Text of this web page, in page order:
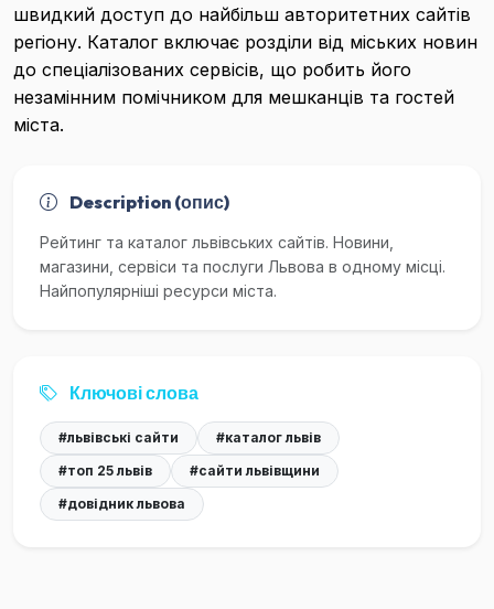
швидкий доступ до найбільш авторитетних сайтів
регіону. Каталог включає розділи від міських новин
до спеціалізованих сервісів, що робить його
незамінним помічником для мешканців та гостей
міста.
Description (опис)
Рейтинг та каталог львівських сайтів. Новини,
магазини, сервіси та послуги Львова в одному місці.
Найпопулярніші ресурси міста.
Ключові слова
#львівські сайти
#каталог львів
#топ 25 львів
#сайти львівщини
#довідник львова